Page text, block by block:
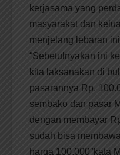
kerjasama yang
masyarakat dan
menjelang lebaran
“Sebetulnyakan ini
kita laksanakan di
pasarannya Rp.
sembako dan pasar
dengan membayar
sudah bisa
harga 100.000″kata